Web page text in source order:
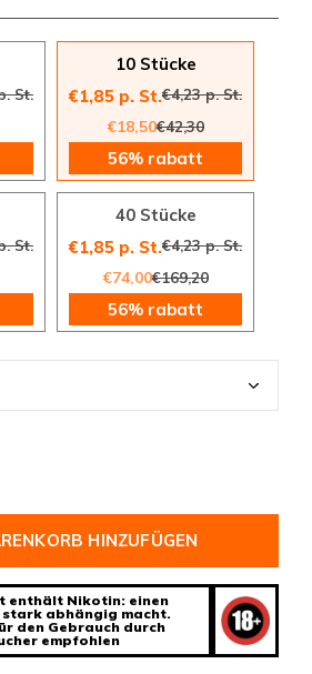
St.
10 Stücke
€1,85 p. St.€4,23 p. St.
€18,50€42,30
56% rabatt
St.
40 Stücke
€1,85 p. St.€4,23 p. St.
€74,00€169,20
56% rabatt
HINZUFÜGEN
enthält Nikotin: einen
abhängig macht.
den Gebrauch durch
empfohlen